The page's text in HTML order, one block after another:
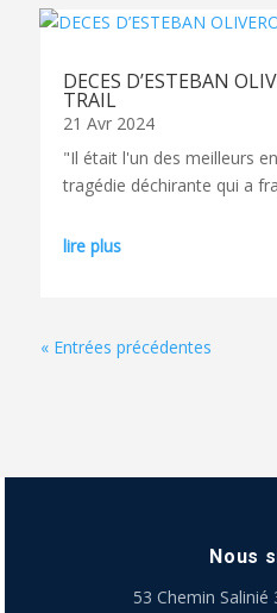
DECES D’ESTEBAN
TRAIL
21 Avr 2024
"Il était l'un des meilleurs
tragédie déchirante qui a
lire plus
« Entrées précédentes
Nous
53 Chemin